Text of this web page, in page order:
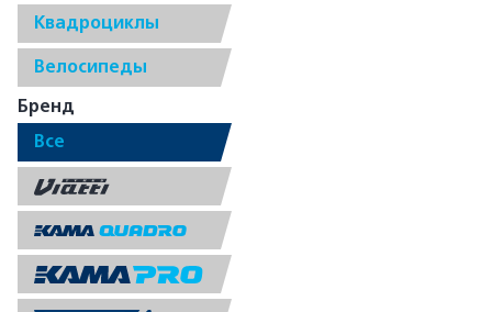
Квадроциклы
Велосипеды
Бренд
Все